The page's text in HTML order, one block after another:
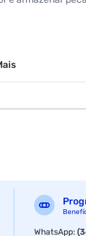
WhatsApp: